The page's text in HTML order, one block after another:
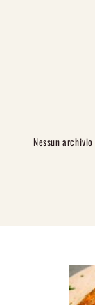
Nessun